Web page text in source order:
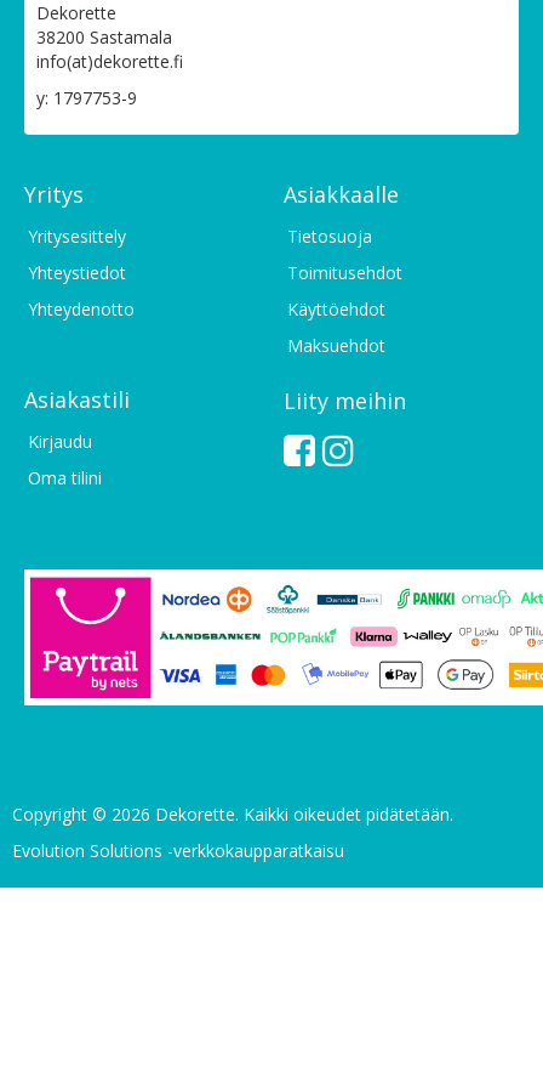
Dekorette
38200 Sastamala
info(at)dekorette.fi
y: 1797753-9
Yritys
Yritysesittely
Yhteystiedot
Yhteydenotto
Asiakkaalle
Tietosuoja
Toimitusehdot
Käyttöehdot
Maksuehdot
Asiakastili
Kirjaudu
Oma tilini
Liity meihin
Copyright © 2026 Dekorette. Kaikki oikeudet pidätetään.
Evolution Solutions -verkkokaupparatkaisu